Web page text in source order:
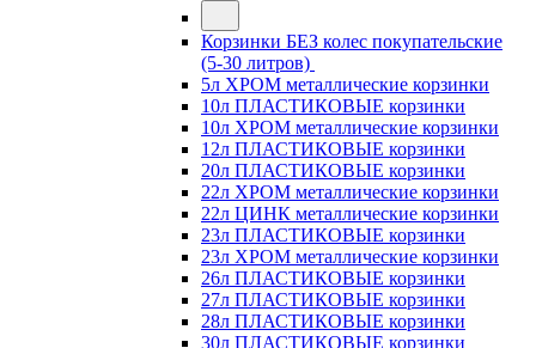
Корзинки БЕЗ колес покупательские
(5-30 литров)
5л ХРОМ металлические корзинки
10л ПЛАСТИКОВЫЕ корзинки
10л ХРОМ металлические корзинки
12л ПЛАСТИКОВЫЕ корзинки
20л ПЛАСТИКОВЫЕ корзинки
22л ХРОМ металлические корзинки
22л ЦИНК металлические корзинки
23л ПЛАСТИКОВЫЕ корзинки
23л ХРОМ металлические корзинки
26л ПЛАСТИКОВЫЕ корзинки
27л ПЛАСТИКОВЫЕ корзинки
28л ПЛАСТИКОВЫЕ корзинки
30л ПЛАСТИКОВЫЕ корзинки